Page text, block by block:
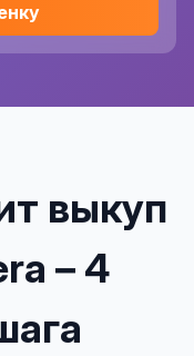
выкуп
– 4